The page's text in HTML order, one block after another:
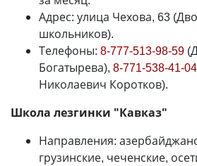
Адрес: улица Чехова, 63
школьников).
Телефоны: 8-777-513-98-59
Богатырева), 8-771-538-41-04
Николаевич Коротков).
Школа лезгинки "Кавказ"
Направления:
грузинские, чеченские,